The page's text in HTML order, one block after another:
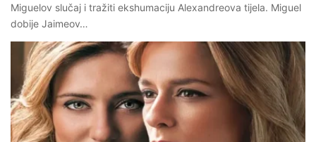
Miguelov slučaj i tražiti ekshumaciju Alexandreova tijela. Miguel
dobije Jaimeov…